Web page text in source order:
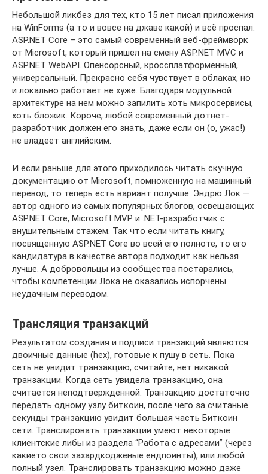
Небольшой ликбез для тех, кто 15 лет писал приложения
на WinForms (а то и вовсе на джаве какой) и всё проспал.
ASP.NET Core – это самый современный веб-фреймворк
от Microsoft, который пришел на смену ASP.NET MVC и
ASP.NET WebAPI. Опенсорсный, кроссплатформенный,
универсальный. Прекрасно себя чувствует в облаках, но
и локально работает не хуже. Благодаря модульной
архитектуре на нем можно запилить хоть микросервисы,
хоть бложик. Короче, любой современный дотнет-
разработчик должен его знать, даже если он (о, ужас!)
не владеет английским.
И если раньше для этого приходилось читать скучную
документацию от Microsoft, помноженную на машинный
перевод, то теперь есть вариант получше. Эндрю Лок —
автор одного из самых популярных блогов, освещающих
ASP.NET Core, Microsoft MVP и .NET-разработчик с
внушительным стажем. Так что если читать книгу,
посвященную ASP.NET Core во всей его полноте, то его
кандидатура в качестве автора подходит как нельзя
лучше. А добровольцы из сообщества постарались,
чтобы компетенции Лока не оказались испорчены
неудачным переводом.
Трансляция транзакций
Результатом создания и подписи транзакций являются
двоичные данные (hex), готовые к пушу в сеть. Пока
сеть не увидит транзакцию, считайте, нет никакой
транзакции. Когда сеть увидела транзакцию, она
считается неподтвержденной. Транзакцию достаточно
передать одному узлу биткоин, после чего за считаные
секунды транзакцию увидит большая часть Биткоин
сети. Транслировать транзакции умеют некоторые
клиентские либы из раздела “Работа с адресами” (через
какието свои захардкодженые ендпоинты), или любой
полный узел. Транслировать транзакцию можно даже